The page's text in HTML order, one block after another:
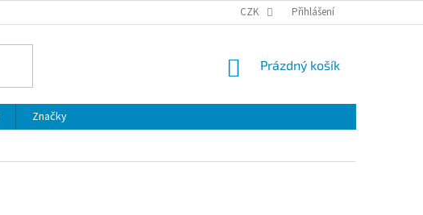
CZK Přihlášení
NÁKUPNÍ
Prázdný košík
Značky